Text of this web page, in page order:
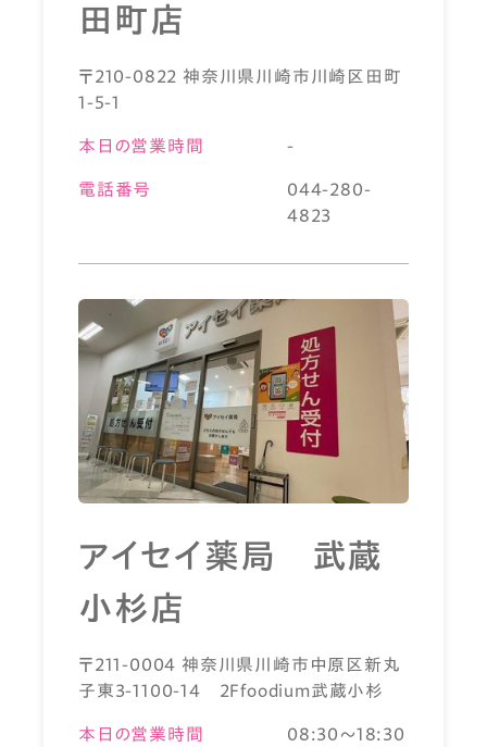
田町店
〒210-0822 神奈川県川崎市川崎区田町
1-5-1
本日の営業時間 -
電話番号
044-280-
4823
アイセイ薬局 武蔵
小杉店
〒211-0004 神奈川県川崎市中原区新丸
子東3-1100-14 2Ffoodium武蔵小杉
本日の営業時間 08:30～18:30